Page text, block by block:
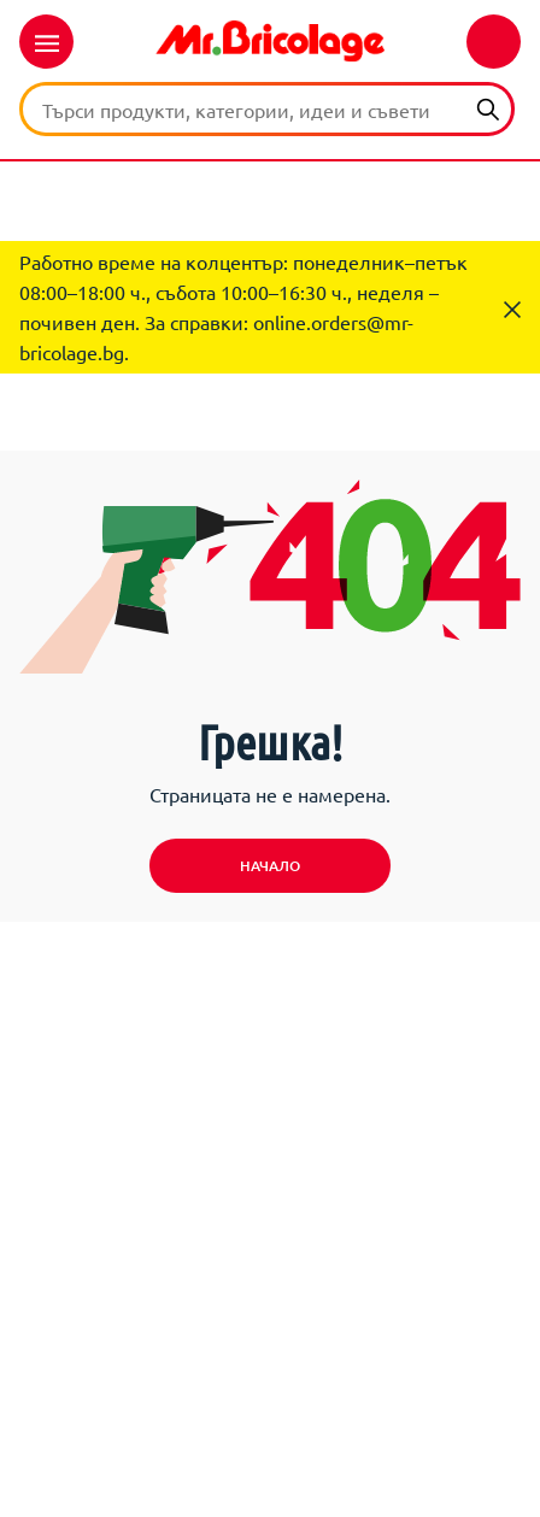
Работно време на колцентър: понеделник–петък
08:00–18:00 ч., събота 10:00–16:30 ч., неделя –
почивен ден. За справки: online.orders@mr-
bricolage.bg.
Грешка!
Страницата не е намерена.
НАЧАЛО